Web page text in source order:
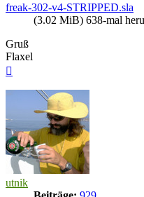
freak-302-v4-STRIPPED.sla
(3.02 MiB) 638-mal
Gruß
Flaxel
utnik